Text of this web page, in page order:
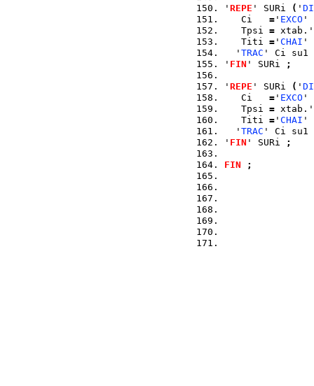
' REPE ' SURi ( '
   Ci
= ' EXCO '
   Tpsi
=
   Titi
= ' CHAI '
  '
TRAC ' Ci
' FIN ' SURi ;
' REPE ' SURi ( '
   Ci
= ' EXCO '
   Tpsi
=
   Titi
= ' CHAI '
  '
TRAC ' Ci
' FIN ' SURi ;
FIN ;